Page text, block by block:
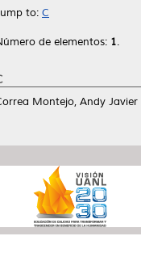
to: C
de elementos: 1.
Montejo, Andy Javier